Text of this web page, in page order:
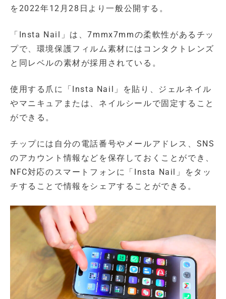
を2022年12月28日より一般公開する。
「Insta Nail」は、7mmx7mmの柔軟性があるチッ
プで、環境保護フィルム素材にはコンタクトレンズ
と同レベルの素材が採用されている。
使用する爪に「Insta Nail」を貼り、ジェルネイル
やマニキュアまたは、ネイルシールで固定すること
ができる。
チップには自分の電話番号やメールアドレス、SNS
のアカウント情報などを保存しておくことができ、
NFC対応のスマートフォンに「Insta Nail」をタッ
チすることで情報をシェアすることができる。